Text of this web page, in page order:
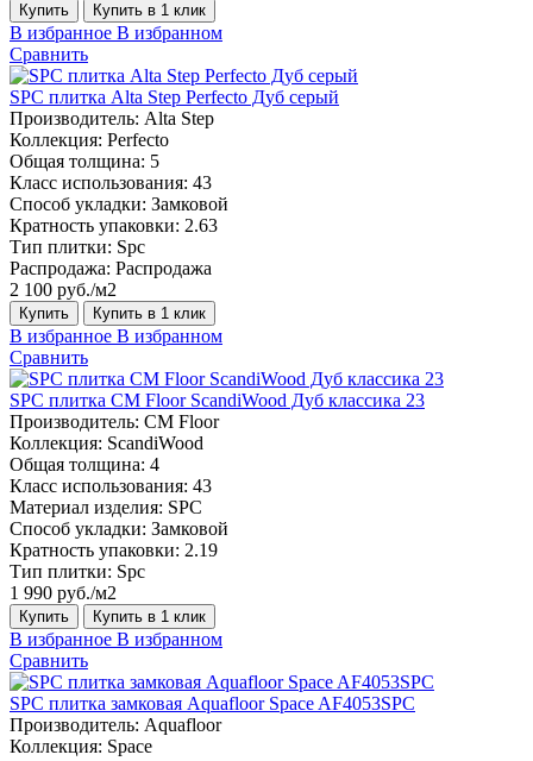
Купить Купить в 1 клик
В избранное В избранном
Сравнить
SPC плитка Alta Step Perfecto Дуб серый
Производитель: Alta Step
Коллекция: Perfecto
Общая толщина: 5
Класс использования: 43
Способ укладки: Замковой
Кратность упаковки: 2.63
Тип плитки: Spc
Распродажа: Распродажа
2 100 руб./м2
Купить Купить в 1 клик
В избранное В избранном
Сравнить
SPC плитка CM Floor ScandiWood Дуб классика 23
Производитель: CM Floor
Коллекция: ScandiWood
Общая толщина: 4
Класс использования: 43
Материал изделия: SPC
Способ укладки: Замковой
Кратность упаковки: 2.19
Тип плитки: Spc
1 990 руб./м2
Купить Купить в 1 клик
В избранное В избранном
Сравнить
SPC плитка замковая Aquafloor Space AF4053SPC
Производитель: Aquafloor
Коллекция: Space